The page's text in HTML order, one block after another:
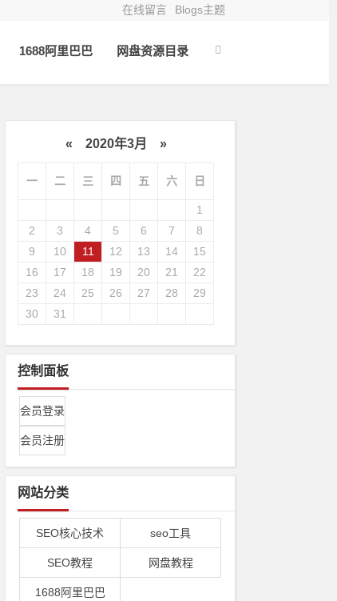
在线留言 Blogs主题
1688阿里巴巴 网盘资源目录
« 2020年3月 »
一 二 三 四 五 六 日
1
2
3 4 5 6 7
8
9
10 11 12 13 14
15
16
17 18 19 20 21
22
23
24 25 26 27 28
29
30
31
控制面板
会员登录
会员注册
网站分类
SEO核心技术 seo工具
SEO教程 网盘教程
1688阿里巴巴